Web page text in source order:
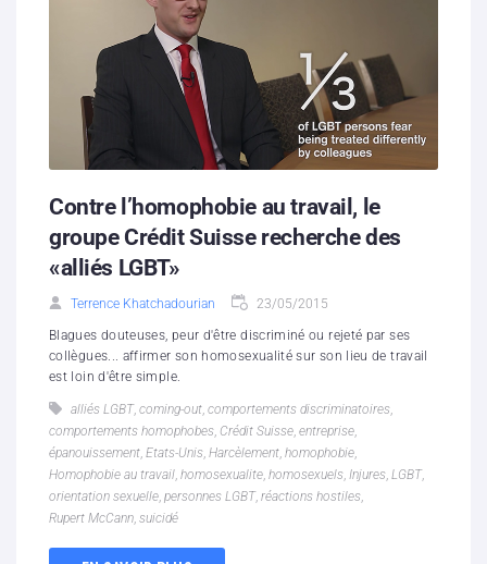
Contre l’homophobie au travail, le
groupe Crédit Suisse recherche des
«alliés LGBT»
Terrence Khatchadourian 23/05/2015
Blagues douteuses, peur d'être discriminé ou rejeté par ses
collègues... affirmer son homosexualité sur son lieu de travail
est loin d'être simple.
alliés LGBT, coming-out comportements discriminatoires
comportements homophobes Crédit Suisse entreprise
épanouissement Etats-Unis Harcèlement homophobie
Homophobie au travail homosexualite homosexuels Injures LGBT,
orientation sexuelle personnes LGBT, réactions hostiles
Rupert McCann suicidé